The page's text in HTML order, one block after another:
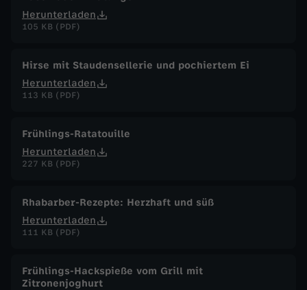
Herunterladen
105 KB (PDF)
Hirse mit Staudensellerie und pochiertem Ei
Herunterladen
113 KB (PDF)
Frühlings-Ratatouille
Herunterladen
227 KB (PDF)
Rhabarber-Rezepte: Herzhaft und süß
Herunterladen
111 KB (PDF)
Frühlings-Hackspieße vom Grill mit
Zitronenjoghurt